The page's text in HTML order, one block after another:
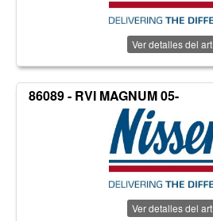
Ver detalles del
86089 - RVI MAGNUM 05-
Ver detalles del